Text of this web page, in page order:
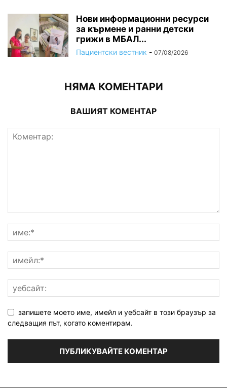
Нови информационни ресурси
за кърмене и ранни детски
грижи в МБАЛ...
Пациентски вестник - 07/08/2026
НЯМА КОМЕНТАРИ
ВАШИЯТ КОМЕНТАР
запишете моето име, имейл и уебсайт в този браузър за
следващия път, когато коментирам.